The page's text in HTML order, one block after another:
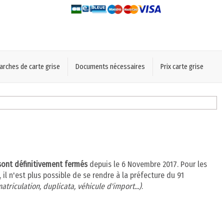
de carte grise Documents nécessaires Prix carte grise
définitivement fermés depuis le 6 Novembre 2017. Pour les
n'est plus possible de se rendre à la préfecture du 91
duplicata, véhicule d'import...).